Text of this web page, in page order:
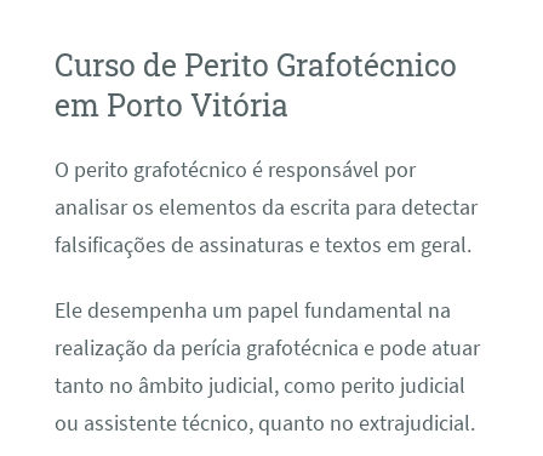
Curso de Perito Grafotécnico
em Porto Vitória
O perito grafotécnico é responsável por
analisar os elementos da escrita para detectar
falsificações de assinaturas e textos em geral.
Ele desempenha um papel fundamental na
realização da perícia grafotécnica e pode atuar
tanto no âmbito judicial, como perito judicial
ou assistente técnico, quanto no extrajudicial.